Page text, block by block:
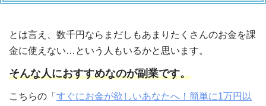
とは言え、数千円ならまだしもあまりたくさんのお金を課
金に使えない…という人もいるかと思います。
そんな人におすすめなのが副業です。
こちらの「 すぐにお金が欲しいあなたへ！簡単に1万円以